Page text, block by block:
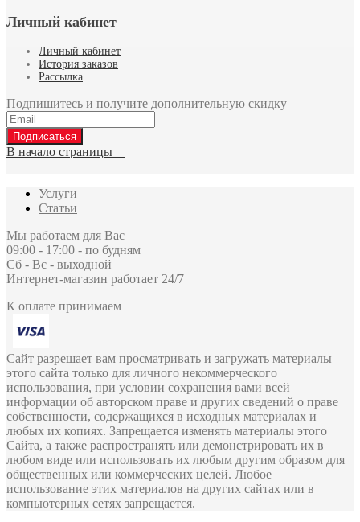
Личный кабинет
Личный кабинет
История заказов
Рассылка
Подпишитесь и получите дополнительную скидку
Подписаться
В начало страницы
Услуги
Статьи
Мы работаем для Вас
09:00 - 17:00 - по будням
Сб - Вс - выходной
Интернет-магазин работает 24/7
К оплате принимаем
Сайт разрешает вам просматривать и загружать материалы
этого сайта только для личного некоммерческого
использования, при условии сохранения вами всей
информации об авторском праве и других сведений о праве
собственности, содержащихся в исходных материалах и
любых их копиях. Запрещается изменять материалы этого
Сайта, а также распространять или демонстрировать их в
любом виде или использовать их любым другим образом для
общественных или коммерческих целей. Любое
использование этих материалов на других сайтах или в
компьютерных сетях запрещается.